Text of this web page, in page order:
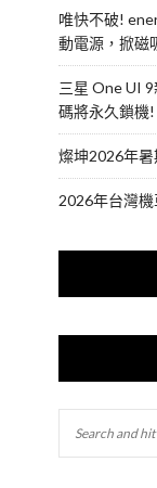
唯快不破!
動電源，掀磁
三星 One UI
碼將永久鎖機!
燦坤2026年
2026年台灣